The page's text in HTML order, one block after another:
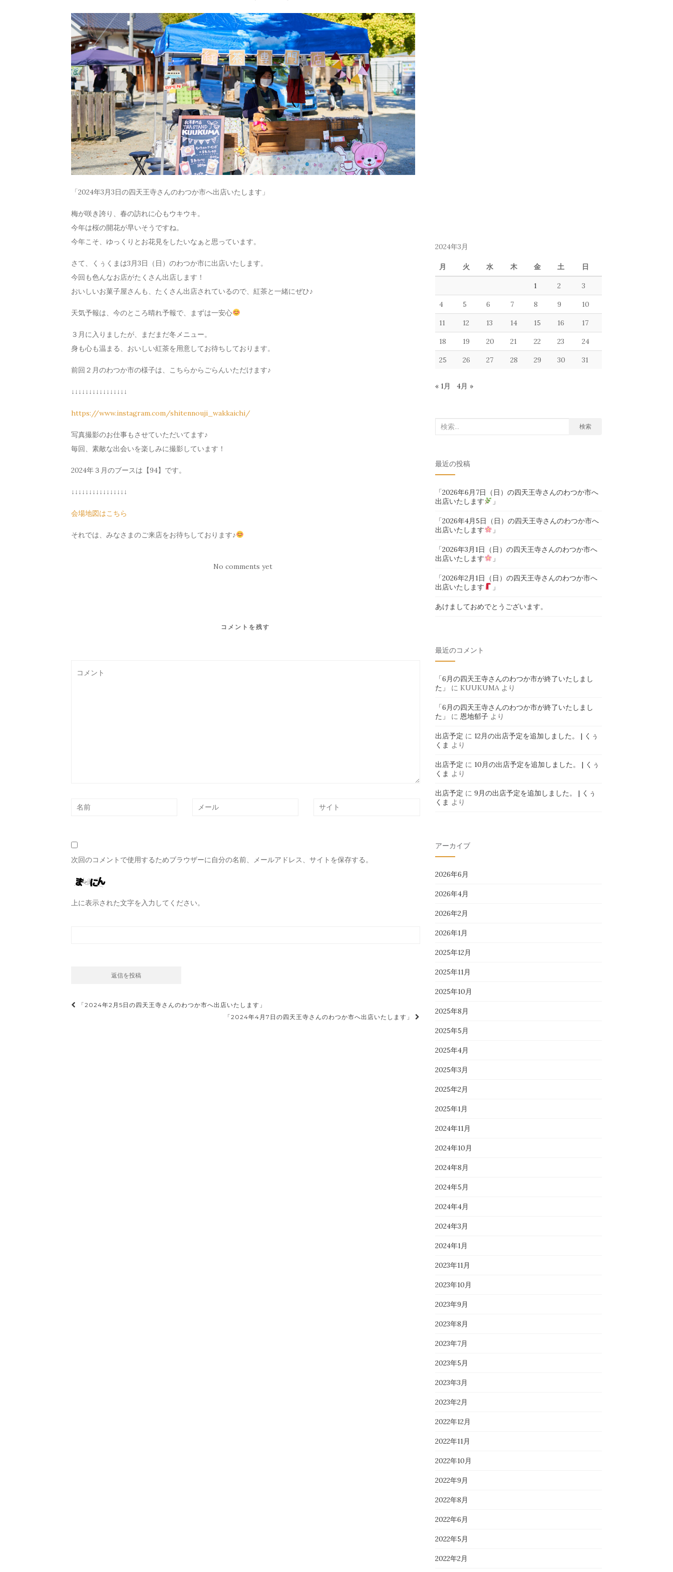
「2024年3月3日の四天王寺さんのわつか市へ出店いたします」
梅が咲き誇り、春の訪れに心もウキウキ。
今年は桜の開花が早いそうですね。
今年こそ、ゆっくりとお花見をしたいなぁと思っています。
さて、くぅくまは3月3日（日）のわつか市に出店いたします。
今回も色んなお店がたくさん出店します！
おいしいお菓子屋さんも、たくさん出店されているので、紅茶と一緒にぜひ♪
天気予報は、今のところ晴れ予報で、まずは一安心
３月に入りましたが、まだまだ冬メニュー。
身も心も温まる、おいしい紅茶を用意してお待ちしております。
前回２月のわつか市の様子は、こちらからごらんいただけます♪
↓↓↓↓↓↓↓↓↓↓↓↓↓↓↓↓
https://www.instagram.com/shitennouji_wakkaichi/
写真撮影のお仕事もさせていただいてます♪
毎回、素敵な出会いを楽しみに撮影しています！
2024年３月のブースは【94】です。
↓↓↓↓↓↓↓↓↓↓↓↓↓↓↓↓
会場地図はこちら
それでは、みなさまのご来店をお待ちしております♪
No comments yet
コメントを残す
次回のコメントで使用するためブラウザーに自分の名前、メールアドレス、サイトを保存する。
上に表示された文字を入力してください。
投「2024年2月5日の四天王寺さんのわつか市へ出店いたします」
「2024年4月7日の四天王寺さんのわつか市へ出店いたします」
2024年3月
月 火 水 木 金 土 日
1 2 3
4 5 6 7 8 9 10
11 12 13 14 15 16 17
18 19 20 21 22 23 24
25 26 27 28 29 30 31
« 1月 4月 »
検
象:
検索
最近の投稿
「2026年6月7日（日）の四天王寺さんのわつか市へ
出店いたします
」
「2026年4月5日（日）の四天王寺さんのわつか市へ
出店いたします
」
「2026年3月1日（日）の四天王寺さんのわつか市へ
出店いたします
」
「2026年2月1日（日）の四天王寺さんのわつか市へ
出店いたします
」
あけましておめでとうございます。
最近のコメント
「6月の四天王寺さんのわつか市が終了いたしまし
た」
に KUUKUMAより
「6月の四天王寺さんのわつか市が終了いたしまし
た」
に 恩地郁子より
出店予定 に 12月の出店予定を追加しました。 | くぅ
くま より
出店予定 に 10月の出店予定を追加しました。 | くぅ
くま より
出店予定 に 9月の出店予定を追加しました。 | くぅ
くま より
アーカイブ
2026年6月
2026年4月
2026年2月
2026年1月
2025年12月
2025年11月
2025年10月
2025年8月
2025年5月
2025年4月
2025年3月
2025年2月
2025年1月
2024年11月
2024年10月
2024年8月
2024年5月
2024年4月
2024年3月
2024年1月
2023年11月
2023年10月
2023年9月
2023年8月
2023年7月
2023年5月
2023年3月
2023年2月
2022年12月
2022年11月
2022年10月
2022年9月
2022年8月
2022年6月
2022年5月
2022年2月